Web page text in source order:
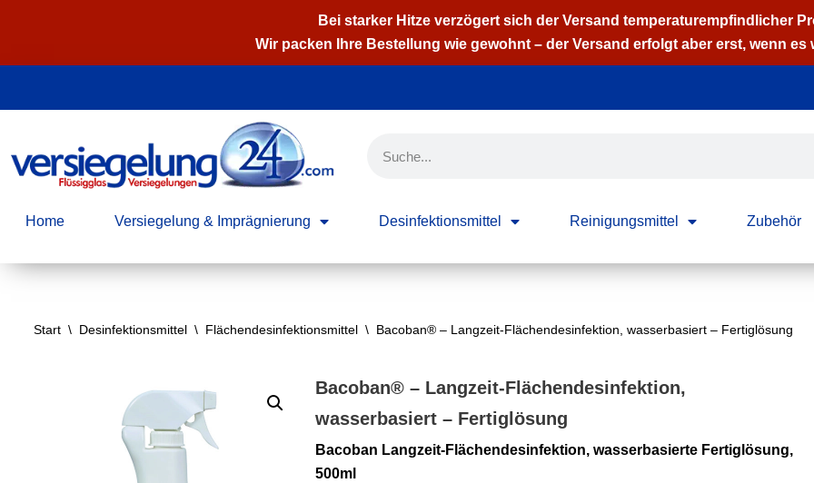
Bei starker Hitze verzögert sich der Versand temperaturempfindlicher
Wir packen Ihre Bestellung wie gewohnt – der Versand erfolgt aber erst, wenn es
Home Versiegelung & Imprägnierung Desinfektionsmittel Reinigungsmittel Zubehör
Start \ Desinfektionsmittel \ Flächendesinfektionsmittel \ Bacoban® – Langzeit-Flächendesinfektion, wasserbasiert – Fertiglösung
Bacoban® – Langzeit-Flächendesinfektion,
wasserbasiert – Fertiglösung
Bacoban Langzeit-Flächendesinfektion, wasserbasierte Fertiglösung,
500ml